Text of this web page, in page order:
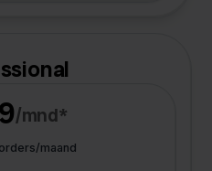
/mnd*
maand